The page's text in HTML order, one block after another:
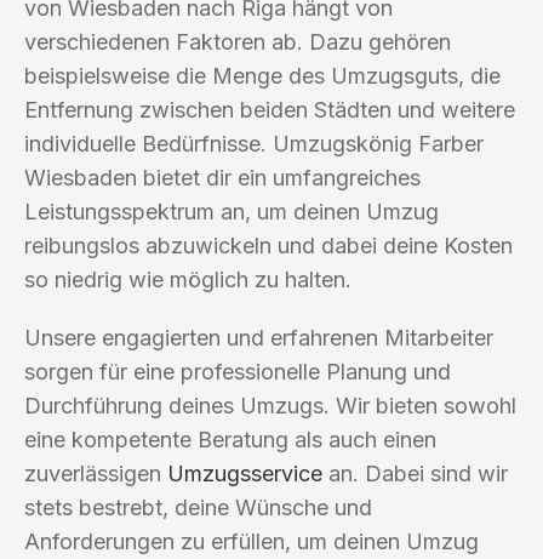
von Wiesbaden nach Riga hängt von
verschiedenen Faktoren ab. Dazu gehören
beispielsweise die Menge des Umzugsguts, die
Entfernung zwischen beiden Städten und weitere
individuelle Bedürfnisse. Umzugskönig Farber
Wiesbaden bietet dir ein umfangreiches
Leistungsspektrum an, um deinen Umzug
reibungslos abzuwickeln und dabei deine Kosten
so niedrig wie möglich zu halten.
Unsere engagierten und erfahrenen Mitarbeiter
sorgen für eine professionelle Planung und
Durchführung deines Umzugs. Wir bieten sowohl
eine kompetente Beratung als auch einen
zuverlässigen Umzugsservice an. Dabei sind wir
stets bestrebt, deine Wünsche und
Anforderungen zu erfüllen, um deinen Umzug